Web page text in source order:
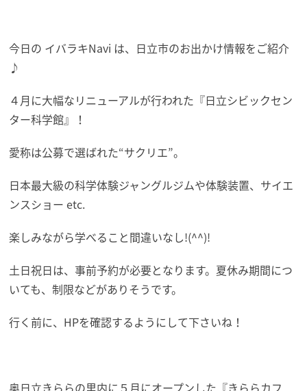
今日の イバラキNavi は、日立市のお出かけ情報をご紹介
♪
４月に大幅なリニューアルが行われた『日立シビックセン
ター科学館』！
愛称は公募で選ばれた“サクリエ”。
日本最大級の科学体験ジャングルジムや体験装置、サイエ
ンスショー etc.
楽しみながら学べること間違いなし!(^^)!
土日祝日は、事前予約が必要となります。夏休み期間につ
いても、制限などがありそうです。
行く前に、HPを確認するようにして下さいね！
奥日立きららの里内に５月にオープンした『きららカフ